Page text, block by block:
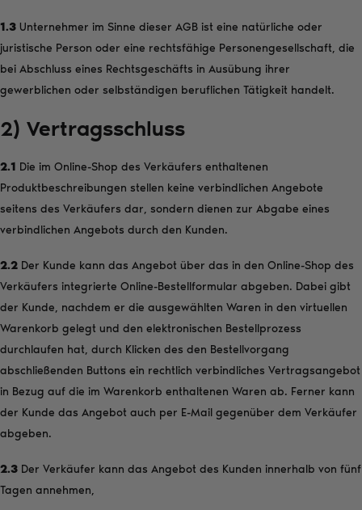
1.3 Unternehmer im Sinne dieser AGB ist eine natürliche oder
juristische Person oder eine rechtsfähige Personengesellschaft, die
bei Abschluss eines Rechtsgeschäfts in Ausübung ihrer
gewerblichen oder selbständigen beruflichen Tätigkeit handelt.
2) Vertragsschluss
2.1 Die im Online-Shop des Verkäufers enthaltenen
Produktbeschreibungen stellen keine verbindlichen Angebote
seitens des Verkäufers dar, sondern dienen zur Abgabe eines
verbindlichen Angebots durch den Kunden.
2.2 Der Kunde kann das Angebot über das in den Online-Shop des
Verkäufers integrierte Online-Bestellformular abgeben. Dabei gibt
der Kunde, nachdem er die ausgewählten Waren in den virtuellen
Warenkorb gelegt und den elektronischen Bestellprozess
durchlaufen hat, durch Klicken des den Bestellvorgang
abschließenden Buttons ein rechtlich verbindliches Vertragsangebot
in Bezug auf die im Warenkorb enthaltenen Waren ab. Ferner kann
der Kunde das Angebot auch per E-Mail gegenüber dem Verkäufer
abgeben.
2.3 Der Verkäufer kann das Angebot des Kunden innerhalb von fünf
Tagen annehmen,